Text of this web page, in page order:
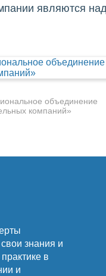
являются
объединение
компаний»
знания и
в
и